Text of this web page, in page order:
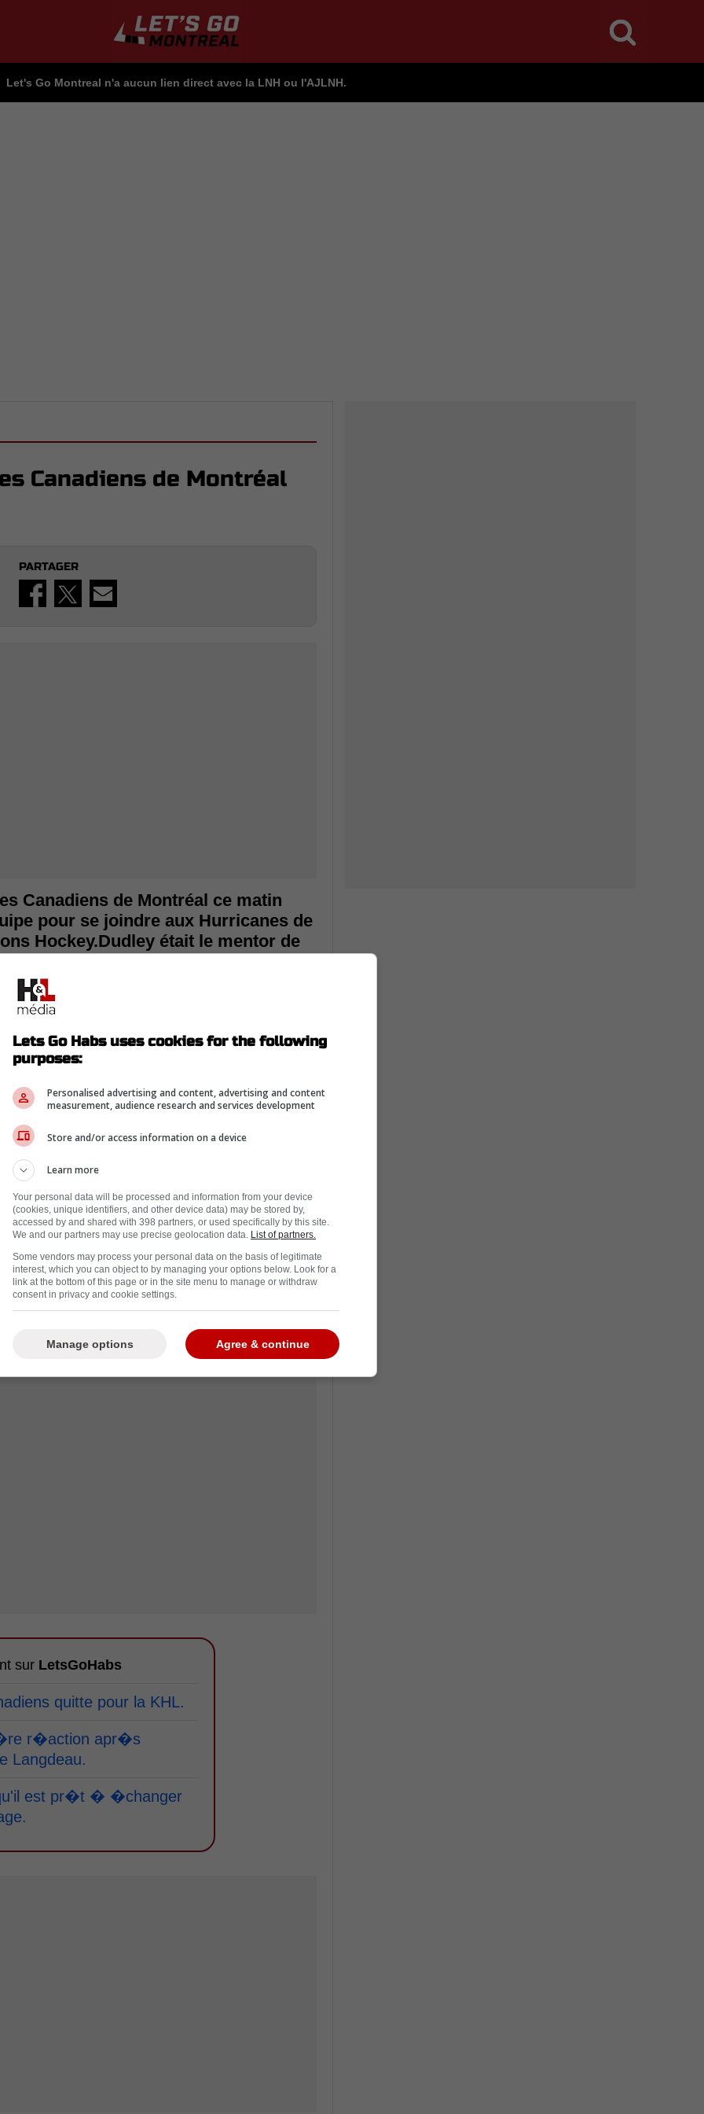
Let's Go Montreal n'a aucun lien direct avec la LNH ou l'AJLNH.
Canadiens de Montréal
PARTAGER
Canadiens de Montréal ce matin
pour se joindre aux Hurricanes de
Hockey.Dudley était le mentor de
le poste d'assistant à Bergevin
Il s'agit d'une autre grosse
d'un emploi avec le CH,
juste de s'ouvrir directement aux
Québécois Julien Brisebois circule
matin, mais il serait extrêmement
avec le Lightning de Tampa Bay.
Rick
la
don
— Francois Gagnon
sur LetsGoHabs
quitte pour la KHL.
r�action apr�s
Langdeau.
est pr�t � �changer
Lets Go Habs uses cookies for the following
purposes:
Personalised advertising and content, advertising and content
measurement, audience research and services development
Store and/or access information on a device
Learn more
Your personal data will be processed and information from your device
(cookies, unique identifiers, and other device data) may be stored by,
accessed by and shared with 398 partners, or used specifically by this site.
We and our partners may use precise geolocation data. List of partners.
Some vendors may process your personal data on the basis of legitimate
interest, which you can object to by managing your options below. Look for a
link at the bottom of this page or in the site menu to manage or withdraw
consent in privacy and cookie settings.
Agree & continue
Manage options